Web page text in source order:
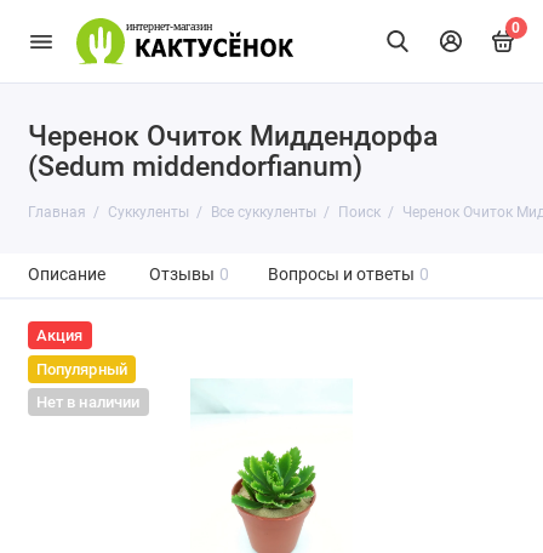
0
Черенок Очиток Миддендорфа
(Sedum middendorfianum)
Главная Суккуленты Все суккуленты Поиск Черенок Очиток
Описание Отзывы 0 Вопросы и ответы 0
Акция
Популярный
Нет в наличии